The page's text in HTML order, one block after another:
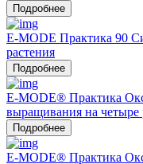
Подробнее
E-MODE Практика 90
растения
Подробнее
E-MODE® Практика
выращивания на четыре
Подробнее
E-MODE® Практика